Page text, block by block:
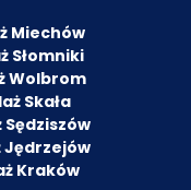
Miechów
Słomniki
Wolbrom
Skała
Jędrzejów
Kraków